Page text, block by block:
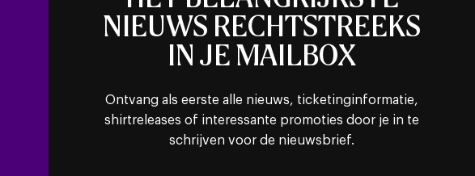
NIEUWS RECHTSTREEKS
IN JE MAILBOX
Ontvang als eerste alle nieuws, ticketinginformatie,
shirtreleases of interessante promoties door je in te
schrijven voor de nieuwsbrief.